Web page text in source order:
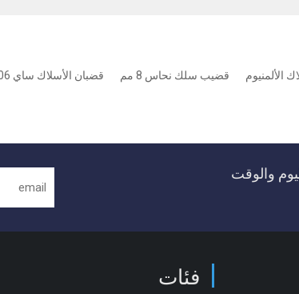
الألمنيوم قضيب سلك نحاس 8 مم قضبان الأسلاك ساي 1006 الصلب ساي 1008
والوقت
فئات